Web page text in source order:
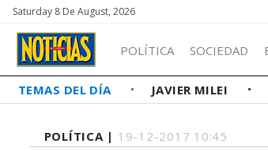
Saturday 8 De August, 2026
POLÍTICA SOCIEDAD
TEMAS DEL DÍA JAVIER MILEI
POLÍTICA | 19-12-2017 10:45